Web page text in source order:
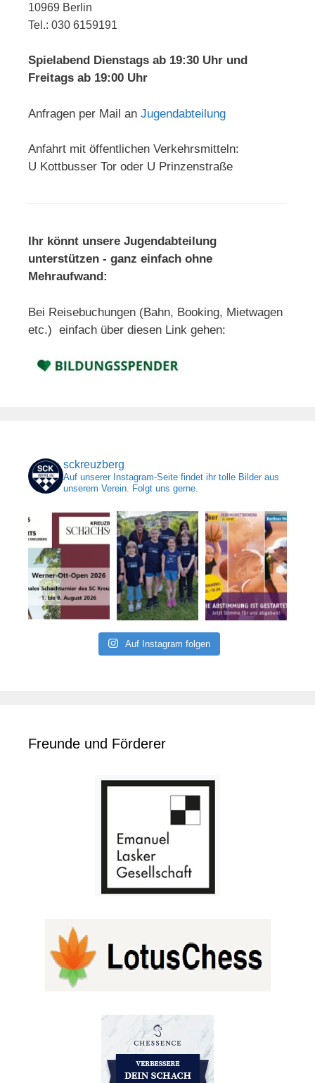
10969 Berlin
Tel.: 030 6159191
Spielabend Dienstags ab 19:30 Uhr und
Freitags ab 19:00 Uhr
Anfragen per Mail an Jugendabteilung
Anfahrt mit öffentlichen Verkehrsmitteln:
U Kottbusser Tor oder U Prinzenstraße
Ihr könnt unsere Jugendabteilung
unterstützen - ganz einfach ohne
Mehraufwand:
Bei Reisebuchungen (Bahn, Booking, Mietwagen
etc.) einfach über diesen Link gehen:
sckreuzberg
Auf unserer Instagram-Seite findet ihr tolle Bilder aus
unserem Verein. Folgt uns gerne.
Auf Instagram folgen
Freunde und Förderer